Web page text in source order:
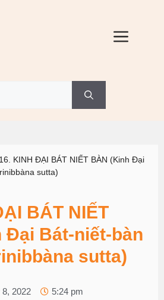
16. KINH ĐẠI BÁT NIẾT BÀN (Kinh Ðại
sutta)
BÁT NIẾT
Ðại Bát-niết-bàn
sutta)
2022
5:24 pm